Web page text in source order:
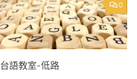
0
台語教室-低路